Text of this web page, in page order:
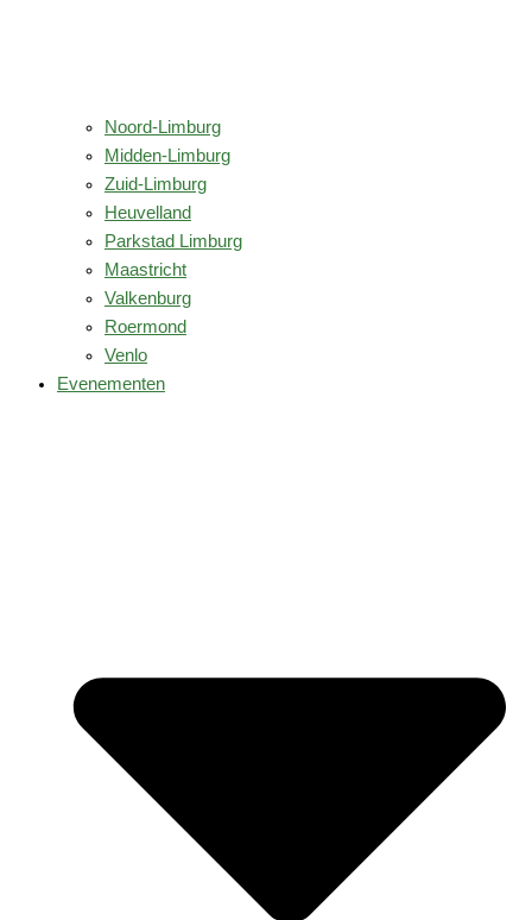
Noord-Limburg
Midden-Limburg
Zuid-Limburg
Heuvelland
Parkstad Limburg
Maastricht
Valkenburg
Roermond
Venlo
Evenementen